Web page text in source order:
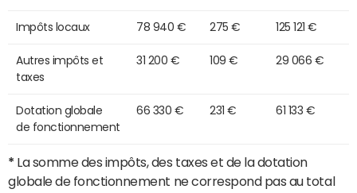
Impôts locaux 78 940 € 275 € 125 121 €
Autres impôts et
taxes
31 200 € 109 € 29 066 €
Dotation globale
de fonctionnement
66 330 € 231 € 61 133 €
* La somme des impôts, des taxes et de la dotation
globale de fonctionnement ne correspond pas au total